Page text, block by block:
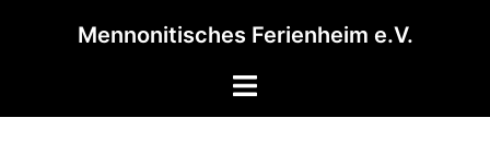
Mennonitisches Ferienheim e.V.
Menü